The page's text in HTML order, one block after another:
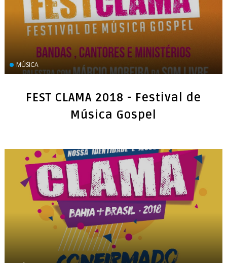
MÚSICA
FEST CLAMA 2018 - Festival de
Música Gospel